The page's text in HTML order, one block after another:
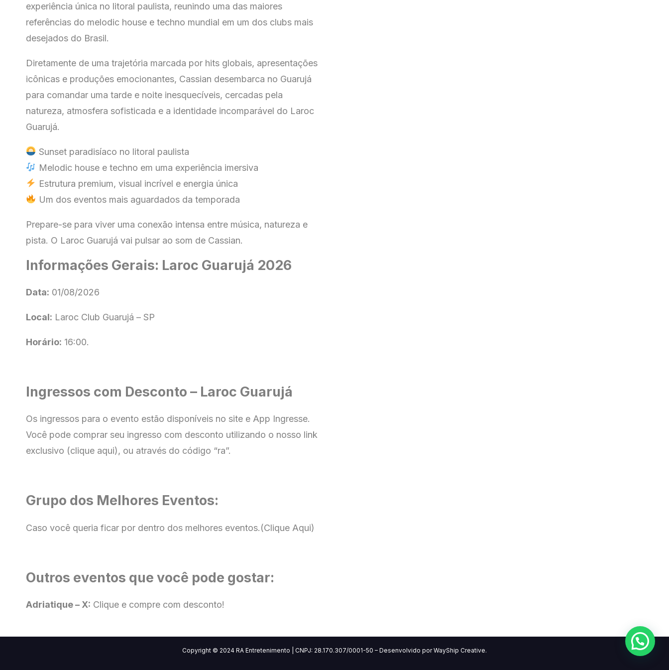
experiência única no litoral paulista, reunindo uma das maiores
referências do melodic house e techno mundial em um dos clubs mais
desejados do Brasil.
Diretamente de uma trajetória marcada por hits globais, apresentações
icônicas e produções emocionantes, Cassian desembarca no Guarujá
para comandar uma tarde e noite inesquecíveis, cercadas pela
natureza, atmosfera sofisticada e a identidade incomparável do Laroc
Guarujá.
Sunset paradisíaco no litoral paulista
Melodic house e techno em uma experiência imersiva
Estrutura premium, visual incrível e energia única
Um dos eventos mais aguardados da temporada
Prepare-se para viver uma conexão intensa entre música, natureza e
pista. O Laroc Guarujá vai pulsar ao som de Cassian.
Informações Gerais: Laroc Guarujá 2026
Data: 01/08/2026
Local: Laroc Club Guarujá – SP
Horário: 16:00.
Ingressos com Desconto – Laroc Guarujá
Os ingressos para o evento estão disponíveis no site e App Ingresse.
Você pode comprar seu ingresso com desconto utilizando o nosso link
exclusivo (clique aqui), ou através do código “ra”.
Grupo dos Melhores Eventos:
Caso você queria ficar por dentro dos melhores eventos.(Clique Aqui)
Outros eventos que você pode gostar:
Adriatique – X: Clique e compre com desconto!
Copyright © 2024 RA Entretenimento | CNPJ: 28.170.307/0001-50 – Desenvolvido por WayShip Creative.